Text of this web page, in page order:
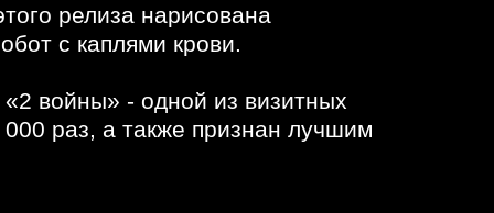
релиза нарисована
с каплями крови.
войны» - одной из визитных
раз, а также признан лучшим